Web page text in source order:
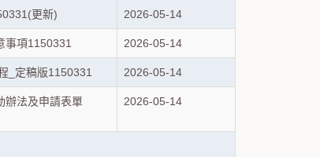
更新) 2026-05-14
事項1150331 2026-05-14
_定稿版1150331 2026-05-14
辦法及申請表單
2026-05-14